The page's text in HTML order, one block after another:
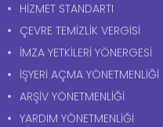
HİZMET STANDARTI
ÇEVRE TEMİZLİK VERGİSİ
İMZA YETKİLERİ YÖNERGESİ
İŞYERİ AÇMA YÖNETMENLİĞİ
ARŞİV YÖNETMENLİĞİ
YARDIM YÖNETMENLİĞİ